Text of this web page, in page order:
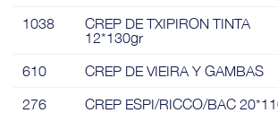
1038
CREP DE TXIPIRON TINTA
12*130gr
610 CREP DE VIEIRA Y GAMBAS
276 CREP ESPI/RICCO/BAC